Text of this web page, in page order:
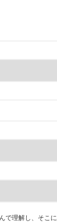
で理解し、そこ